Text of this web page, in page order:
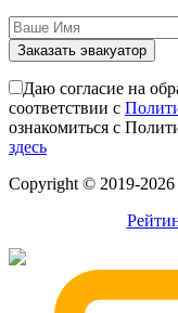
Заказать эвакуатор
Даю согласие на
соответствии с
ознакомиться с
здесь
Сopyright © 2019-2026